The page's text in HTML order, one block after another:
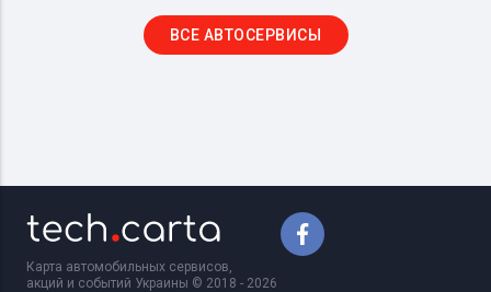
ВСЕ АВТОСЕРВИСЫ
Карта автомобильных сервисов,
акций и событий Украины © 2018 - 2026